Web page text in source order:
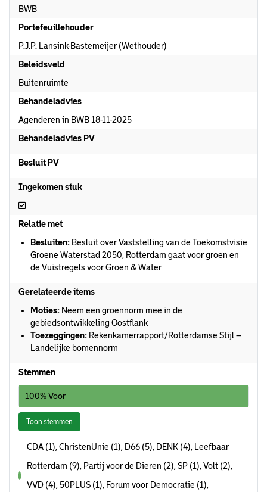
BWB
Portefeuillehouder
P.J.P. Lansink-Bastemeijer (Wethouder)
Beleidsveld
Buitenruimte
Behandeladvies
Agenderen in BWB 18-11-2025
Behandeladvies PV
Besluit PV
Ingekomen stuk
Ingekomen stuk
Relatie met
Besluiten: Besluit over Vaststelling van de Toekomstvisie
Groene Waterstad 2050, Rotterdam gaat voor groen en
de Vuistregels voor Groen & Water
Gerelateerde items
Moties: Neem een groennorm mee in de
gebiedsontwikkeling Oostflank
Toezeggingen: Rekenkamerrapport/Rotterdamse Stijl –
Landelijke bomennorm
Stemmen
100% Voor
Toon stemmen
voor
CDA (1), ChristenUnie (1), D66 (5), DENK (4), Leefbaar
Rotterdam (9), Partij voor de Dieren (2), SP (1), Volt (2),
VVD (4), 50PLUS (1), Forum voor Democratie (1),